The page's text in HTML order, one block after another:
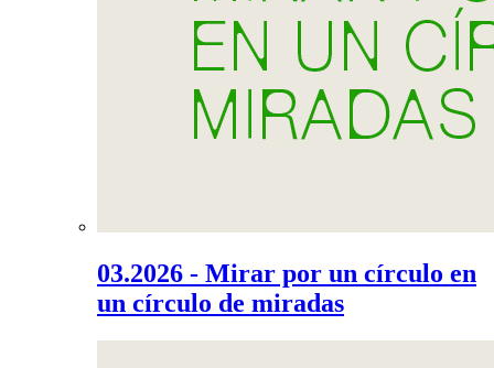
03.2026 - Mirar por un círculo en
un círculo de miradas